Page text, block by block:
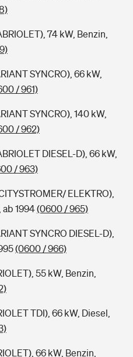
74 kW, Benzin,
SYNCRO), 66 kW,
/ 961)
SYNCRO), 140 kW,
/ 962)
DIESEL-D), 66 kW,
/ 963)
ELEKTRO),
1994(0600 / 965)
SYNCRO DIESEL-D),
(0600 / 966)
55 kW, Benzin,
TDI), 66 kW, Diesel,
66 kW, Benzin,